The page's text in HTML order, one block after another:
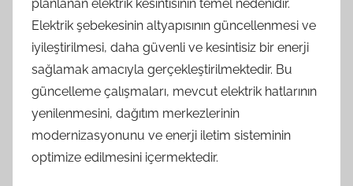
planlanan elektrik kesintisinin temel nedenidir.
Elektrik şebekesinin altyapısının güncellenmesi ve
iyileştirilmesi, daha güvenli ve kesintisiz bir enerji
sağlamak amacıyla gerçekleştirilmektedir. Bu
güncelleme çalışmaları, mevcut elektrik hatlarının
yenilenmesini, dağıtım merkezlerinin
modernizasyonunu ve enerji iletim sisteminin
optimize edilmesini içermektedir.